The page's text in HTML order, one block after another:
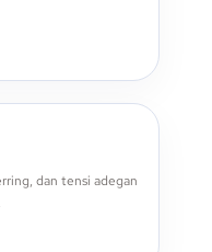
dan tensi adegan